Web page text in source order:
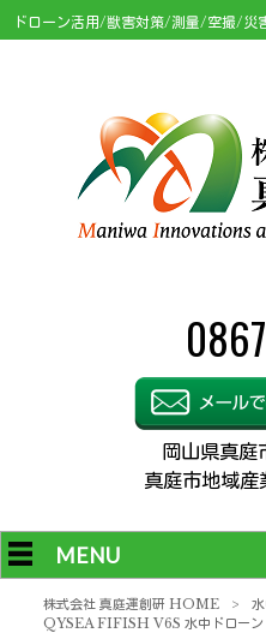
ドローン活用/獣害対策/測量/空撮/災
岡山県真
真庭市地域産
MENU
株式会社 真庭運創研 HOME >
QYSEA FIFISH V6S 水中ドローン